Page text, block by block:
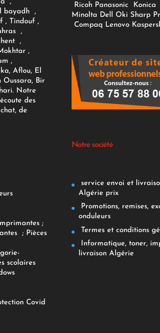
,
bayadh ,
, Tindouf ,
,
,
,
,
Aflou, El
Oussara, Bir
Notre
des
de
;
; Pièces
scolaires
Covid
Ricoh Panasonic
Konica
Minolta Dell Oki Sharp
Compaq Lenovo
Notre société
service envoi et
Algérie prix
Promotions, remises,
onduleurs
Termes et conditions
Informatique, toner,
livraison Algérie